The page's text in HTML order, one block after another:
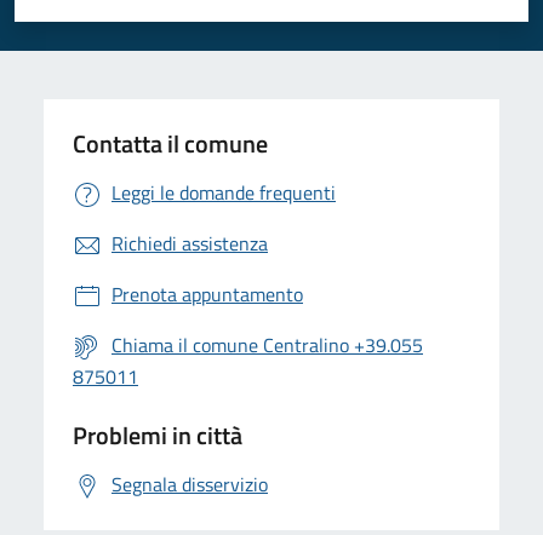
Valuta 5 stelle su 5
Valuta 4 stelle su 5
Valuta 3 stelle su 5
Valuta 2 stelle su 5
Valuta 1 stelle su 5
Contatta il comune
Leggi le domande frequenti
Richiedi assistenza
Prenota appuntamento
Chiama il comune Centralino +39.055
875011
Problemi in città
Segnala disservizio